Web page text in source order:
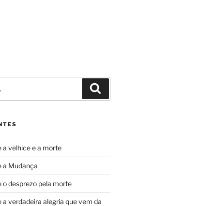
a velhice e a morte
a Mudança
o desprezo pela morte
a verdadeira alegria que vem da